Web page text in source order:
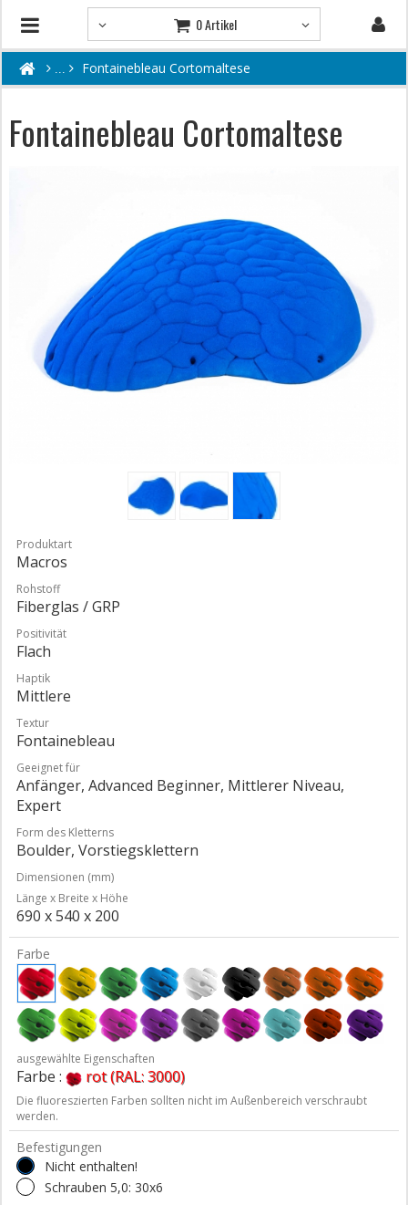
0 Artikel
Fontainebleau Cortomaltese
Fontainebleau Cortomaltese
Produktart
Macros
Rohstoff
Fiberglas / GRP
Positivität
Flach
Haptik
Mittlere
Textur
Fontainebleau
Geeignet für
Anfänger, Advanced Beginner, Mittlerer Niveau,
Expert
Form des Kletterns
Boulder, Vorstiegsklettern
Dimensionen (mm)
Länge x Breite x Höhe
690 x 540 x 200
Farbe
ausgewählte Eigenschaften
Farbe : rot (RAL: 3000)
Die fluoreszierten Farben sollten nicht im Außenbereich verschraubt
werden.
Befestigungen
Nicht enthalten!
Schrauben 5,0: 30x6